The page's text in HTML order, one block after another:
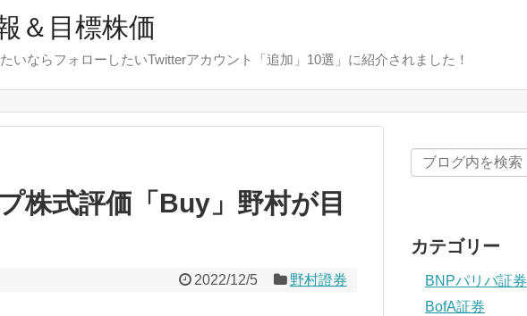
＆目標株価
いならフォローしたいTwitterアカウント「追加」10選」に紹介されました！
株式評価「Buy」野村が目
2022/12/5 野村證券
カテゴリー
BNPパリバ証券
BofA証券